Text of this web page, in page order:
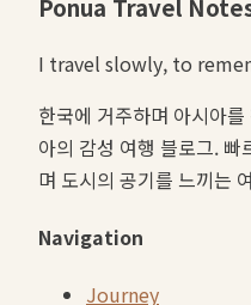
Ponua Travel
I travel slowly, to
한국에 거주하며 아시아
아의 감성 여행 블로그.
며 도시의 공기를 느끼는
Navigation
Journey